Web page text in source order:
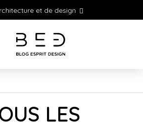
et de design
LES